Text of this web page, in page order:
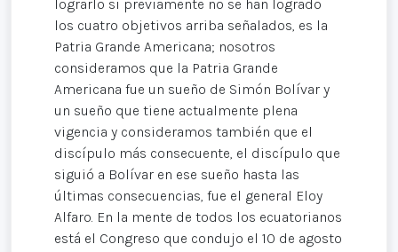
lograrlo si previamente no se han logrado
los cuatro objetivos arriba señalados, es la
Patria Grande Americana; nosotros
consideramos que la Patria Grande
Americana fue un sueño de Simón Bolívar y
un sueño que tiene actualmente plena
vigencia y consideramos también que el
discípulo más consecuente, el discípulo que
siguió a Bolívar en ese sueño hasta las
últimas consecuencias, fue el general Eloy
Alfaro. En la mente de todos los ecuatorianos
está el Congreso que condujo el 10 de agosto